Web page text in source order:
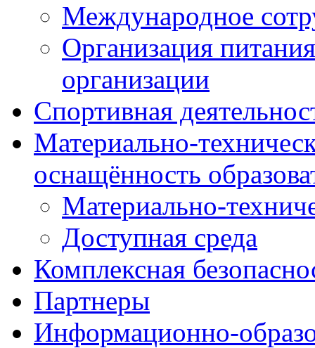
Международное
Организация
организации
Спортивная
Материально-
оснащённость
Материально-
Доступная среда
Комплексная
Партнеры
Информационно-